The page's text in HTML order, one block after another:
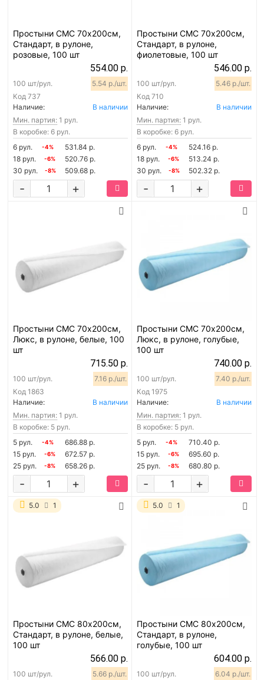
Простыни СМС 70х200см,
Стандарт, в рулоне,
розовые, 100 шт
554.00 р.
Код 737
100 шт/рул. 5.54 р./шт.
Наличие:
В наличии
Мин. партия: 1 рул.
В коробке: 6 рул.
6 рул.
-4%
531.84 р.
18 рул.
-6%
520.76 р.
30 рул.
-8% 509.68 р.
+
-
Простыни СМС 70х200см,
Стандарт, в рулоне,
фиолетовые, 100 шт
546.00 р.
Код 710
100 шт/рул. 5.46 р./шт.
Наличие:
В наличии
Мин. партия: 1 рул.
В коробке: 6 рул.
6 рул.
-4%
524.16 р.
18 рул.
-6%
513.24 р.
30 рул.
-8% 502.32 р.
+
-
Простыни СМС 70х200см,
Люкс, в рулоне, белые, 100
шт
715.50 р.
Код 1863
100 шт/рул. 7.16 р./шт.
Наличие:
В наличии
Мин. партия: 1 рул.
В коробке: 5 рул.
5 рул.
-4%
686.88 р.
15 рул.
-6%
672.57 р.
25 рул.
-8% 658.26 р.
+
-
Простыни СМС 70х200см,
Люкс, в рулоне, голубые,
100 шт
740.00 р.
Код 1975
100 шт/рул. 7.40 р./шт.
Наличие:
В наличии
Мин. партия: 1 рул.
В коробке: 5 рул.
5 рул.
-4%
710.40 р.
15 рул.
-6%
695.60 р.
25 рул.
-8% 680.80 р.
+
-
5.0 1
Простыни СМС 80х200см,
Стандарт, в рулоне, белые,
100 шт
566.00 р.
100 шт/рул. 5.66 р./шт.
5.0 1
Простыни СМС 80х200см,
Стандарт, в рулоне,
голубые, 100 шт
604.00 р.
100 шт/рул. 6.04 р./шт.